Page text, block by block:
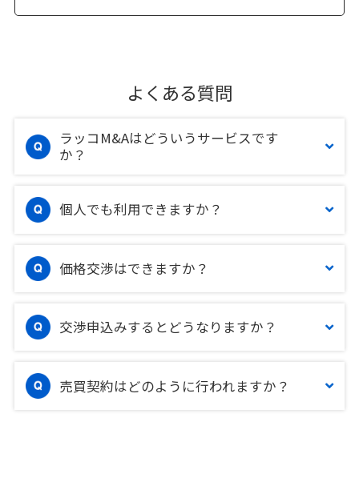
よくある質問
ラッコM&Aはどういうサービスです
か？
個人でも利用できますか？
価格交渉はできますか？
交渉申込みするとどうなりますか？
売買契約はどのように行われますか？